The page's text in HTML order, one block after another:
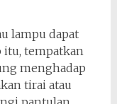
lampu dapat
itu, tempatkan
menghadap
tirai atau